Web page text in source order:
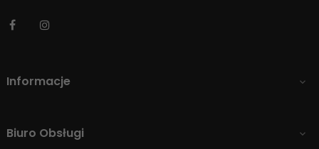
Facebook
Informacje 
Biuro Obsługi 